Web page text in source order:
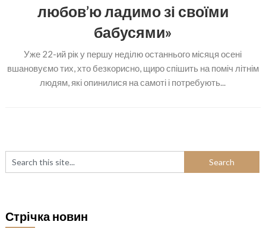
любов’ю ладимо зі своїми
бабусями»
Уже 22-ий рік у першу неділю останнього місяця осені
вшановуємо тих, хто безкорисно, щиро спішить на поміч літнім
людям, які опинилися на самоті і потребують...
Стрічка новин